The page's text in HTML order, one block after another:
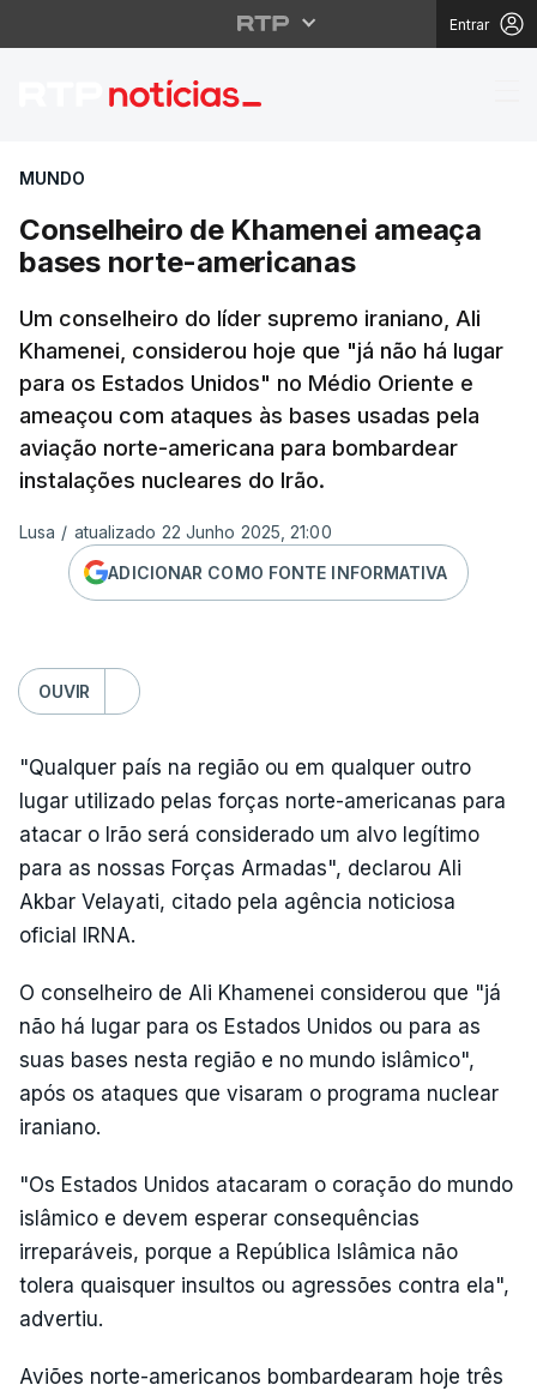
Entrar
Conselheiro de
MUNDO
Conselheiro de Khamenei ameaça
bases norte-americanas
Um conselheiro do líder supremo iraniano, Ali
Khamenei, considerou hoje que "já não há lugar
para os Estados Unidos" no Médio Oriente e
ameaçou com ataques às bases usadas pela
aviação norte-americana para bombardear
instalações nucleares do Irão.
Lusa / atualizado 22 Junho 2025, 21:00
ADICIONAR COMO FONTE INFORMATIVA
OUVIR
"Qualquer país na região ou em qualquer outro
lugar utilizado pelas forças norte-americanas para
atacar o Irão será considerado um alvo legítimo
para as nossas Forças Armadas", declarou Ali
Akbar Velayati, citado pela agência noticiosa
oficial IRNA.
O conselheiro de Ali Khamenei considerou que "já
não há lugar para os Estados Unidos ou para as
suas bases nesta região e no mundo islâmico",
após os ataques que visaram o programa nuclear
iraniano.
"Os Estados Unidos atacaram o coração do mundo
islâmico e devem esperar consequências
irreparáveis, porque a República Islâmica não
tolera quaisquer insultos ou agressões contra ela",
advertiu.
Aviões norte-americanos bombardearam hoje três